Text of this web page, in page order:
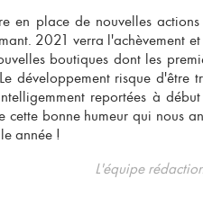
en place de nouvelles
2021 verra l'achèvement
boutiques dont les
développement risque d'être
reportées à
cette bonne humeur qui nous
année !
L'équipe